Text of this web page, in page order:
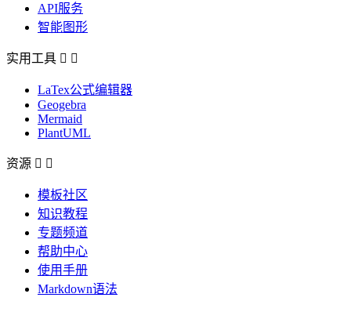
API服务
智能图形
实用工具  
LaTex公式编辑器
Geogebra
Mermaid
PlantUML
资源  
模板社区
知识教程
专题频道
帮助中心
使用手册
Markdown语法